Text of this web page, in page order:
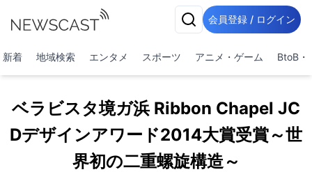
会員登録 / ログイン
新着 地域検索 エンタメ スポーツ アニメ・ゲーム BtoB・
ベラビスタ境ガ浜 Ribbon Chapel JC
Dデザインアワード2014大賞受賞～世
界初の二重螺旋構造～